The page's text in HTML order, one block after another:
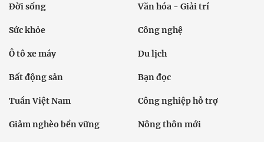
Đời sống Văn hóa - Giải trí
Sức khỏe Công nghệ
Ô tô xe máy Du lịch
Bất động sản Bạn đọc
Tuần Việt Nam Công nghiệp hỗ trợ
Giảm nghèo bền vững Nông thôn mới